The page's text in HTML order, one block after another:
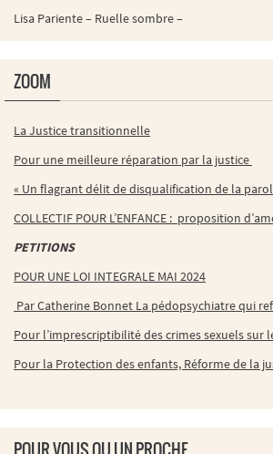
Lisa Pariente – Ruelle sombre –
ZOOM
La Justice transitionnelle
Pour une meilleure réparation par la justice
« Un flagrant délit de disqualification de la
COLLECTIF POUR L’ENFANCE : proposition
PETITIONS
POUR UNE LOI INTEGRALE MAI 2024
Par Catherine Bonnet La pédopsychiatre qui
Pour l’imprescriptibilité des crimes sexuels sur
Pour la Protection des enfants, Réforme de la